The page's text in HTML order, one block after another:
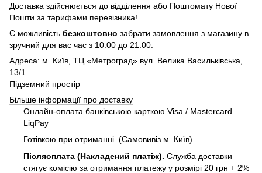
Доставка здійснюється до відділення або Поштомату Нової
Пошти за тарифами перевізника!
Є можливість безкоштовно забрати замовлення з магазину в
зручний для вас час з 10:00 до 21:00.
Адреса: м. Київ, ТЦ «Метроград» вул. Велика Васильківська,
13/1
Підземний простір
Більше інформації про доставку
Онлайн-оплата банківською карткою Visa / Mastercard –
LiqPay
Готівкою при отриманні. (Самовивіз м. Київ)
Післяоплата (Накладений платіж). Служба доставки
стягує комісію за отримання платежу у розмірі 20 грн + 2%